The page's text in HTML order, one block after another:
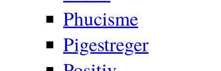
Phucisme
Pigestreger